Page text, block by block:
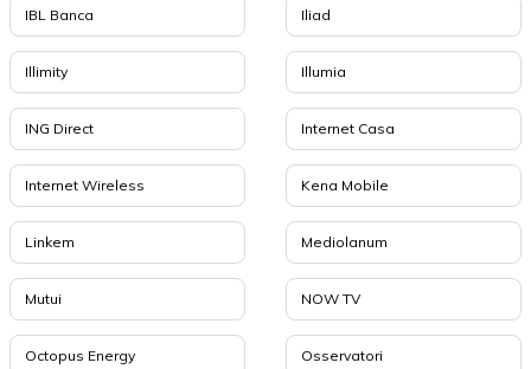
IBL Banca Iliad
Illimity Illumia
ING Direct Internet Casa
Internet Wireless Kena Mobile
Linkem Mediolanum
Mutui NOW TV
Octopus Energy Osservatori